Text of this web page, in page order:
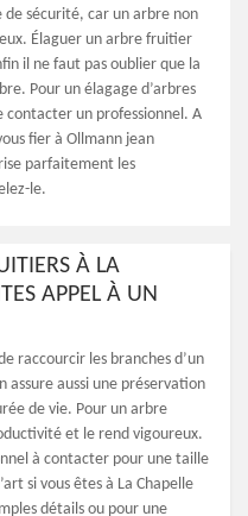
de sécurité, car un arbre non
Élaguer un arbre fruitier
il ne faut pas oublier que la
Pour un élagage d’arbres
contacter un professionnel. A
fier à Ollmann jean
parfaitement les
le.
À LA
APPEL À UN
raccourcir les branches d’un
aussi une préservation
de vie. Pour un arbre
et le rend vigoureux.
à contacter pour une taille
si vous êtes à La Chapelle
détails ou pour une